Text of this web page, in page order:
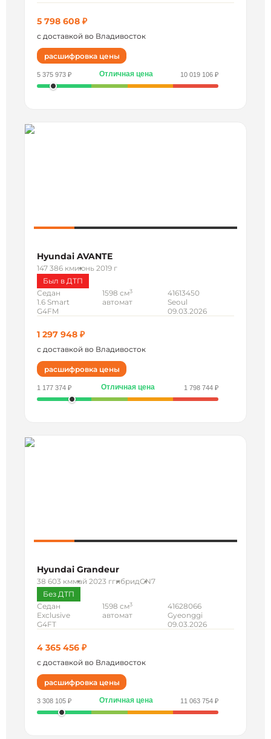
5 798 608 ₽
с доставкой во Владивосток
расшифровка цены
5 375 973 ₽ Отличная цена 10 019 106 ₽
Hyundai AVANTE
147 386 кмиюнь 2019 г
Был в ДТП
Седан
1.6 Smart
G4FM
1598 см3
автомат
41613450
Seoul
09.03.2026
1 297 948 ₽
с доставкой во Владивосток
расшифровка цены
1 177 374 ₽ Отличная цена 1 798 744 ₽
Hyundai Grandeur
38 603 кммай 2023 ггибридGN7
Без ДТП
Седан
Exclusive
G4FT
1598 см3
автомат
41628066
Gyeonggi
09.03.2026
4 365 456 ₽
с доставкой во Владивосток
расшифровка цены
3 308 105 ₽ Отличная цена 11 063 754 ₽